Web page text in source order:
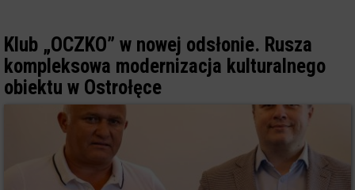
Klub „OCZKO” w nowej odsłonie. Rusza
kompleksowa modernizacja kulturalnego
obiektu w Ostrołęce